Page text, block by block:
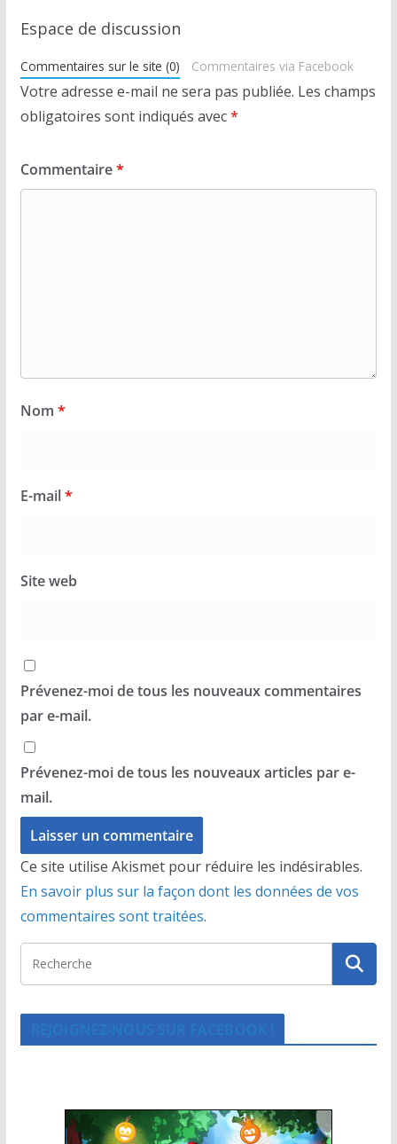
Espace de discussion
Commentaires sur le site (0) Commentaires via Facebook
Votre adresse e-mail ne sera pas publiée. Les champs
obligatoires sont indiqués avec*
Commentaire*
Nom *
E-mail*
Site web
Prévenez-moi de tous les nouveaux commentaires
par e-mail.
Prévenez-moi de tous les nouveaux articles par e-
mail.
Ce site utilise Akismet pour réduire les indésirables.
En savoir plus sur la façon dont les données de vos
commentaires sont traitées.
REJOIGNEZ-NOUS SUR FACEBOOK !